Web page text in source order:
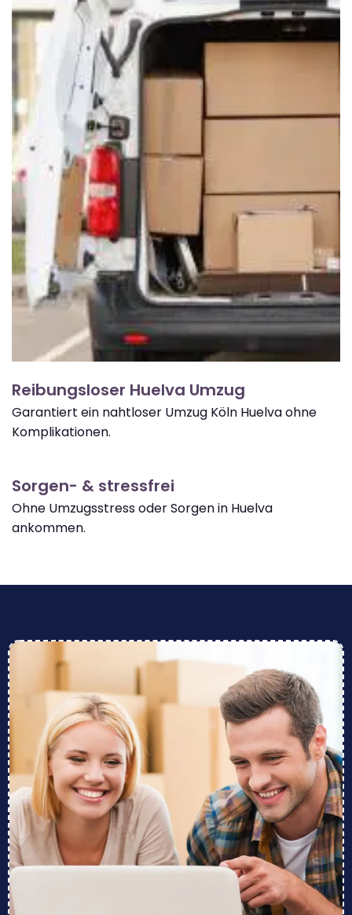
Reibungsloser Huelva Umzug
Garantiert ein nahtloser Umzug Köln Huelva ohne
Komplikationen.
Sorgen- & stressfrei
Ohne Umzugsstress oder Sorgen in Huelva
ankommen.